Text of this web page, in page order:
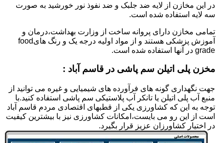
در این مخازن از لایه ضد جلبک و ضد نفوذ نور خورشید به صورت
سه لایه استفاده شده است.
تمامی مخازن دارای پروانه ساخت از وزارت بهداشت،درمان و
آموزش پزشکی هستند و از مواد اولیه درجه یک و رنگ هایfood
grade در آنها استفاده شده است.
مخزن پلی اتیلن سم پاشی در قاسم آباد :
جهت نگهداری گونه های فرآورده های شیمیایی و غیره می توانید از
منبع آب پلی اتیلن یا تانکر آب پلاستیکی سم پاشی استفاده کنید.با
توجه به این که کشاورزی یکی از قطبهای اقتصادی مردم قاسم آباد
است از این رو می بایست،امکانات کشاورزی نیز با بیشترین کیفیت
در اختیار کشاورزان عزیز قرار بگیرد.